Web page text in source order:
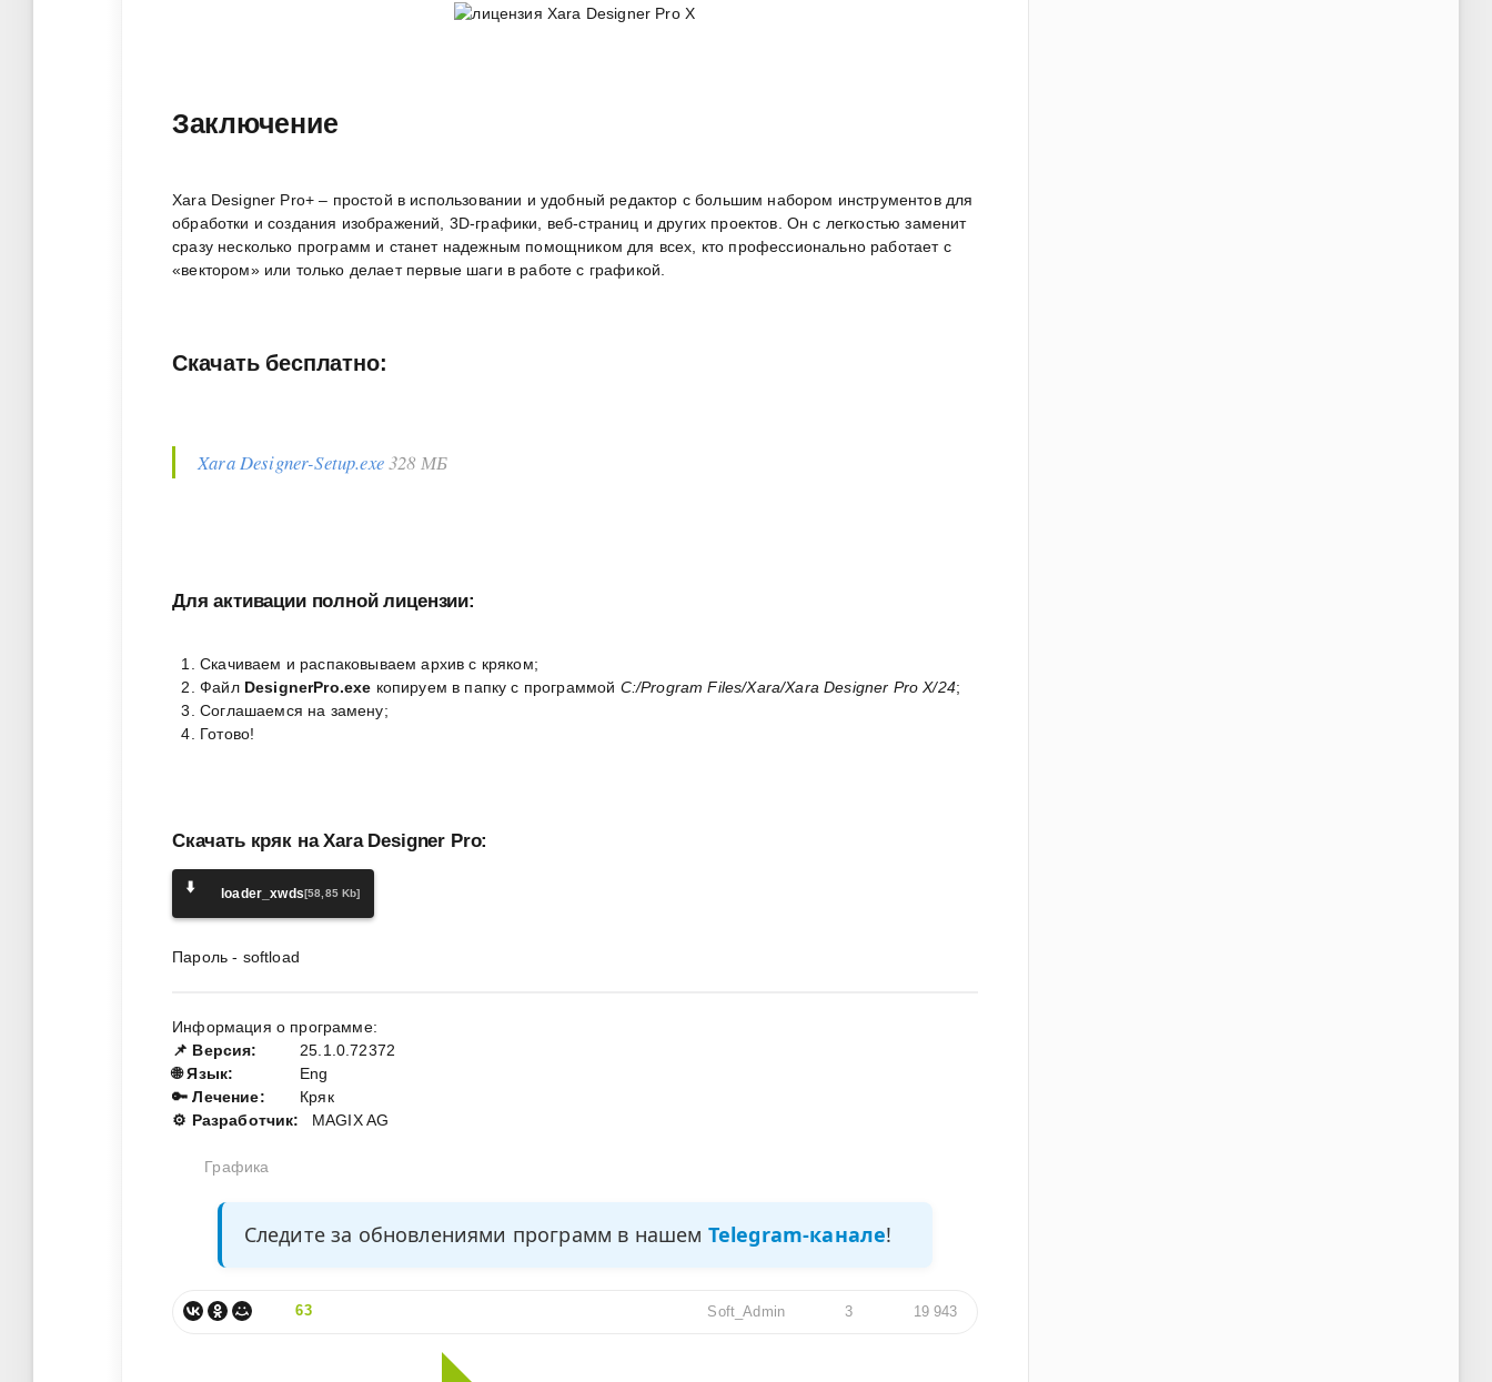
Заключение
Xara Designer Pro+ – простой в использовании и удобный редактор с большим набором инструментов для
обработки и создания изображений, 3D-графики, веб-страниц и других проектов. Он с легкостью заменит
сразу несколько программ и станет надежным помощником для всех, кто профессионально работает с
«вектором» или только делает первые шаги в работе с графикой.
Скачать бесплатно:
Xara Designer-Setup.exe328 МБ
Для активации полной лицензии:
Скачиваем и распаковываем архив с кряком;
Файл DesignerPro.exe копируем в папку с программой C:/Program Files/Xara/Xara Designer Pro X/24;
Соглашаемся на замену;
Готово!
Скачать кряк на Xara Designer Pro:
⬇️ loader_xwds[58,85 Kb]
Пароль - softload
Информация о программе:
📌 Версия:
25.1.0.72372
🌐 Язык:
Eng
🔑 Лечение:
Кряк
⚙️ Разработчик:
MAGIX AG
Графика
Следите за обновлениями программ в нашем Telegram-канале!
63 Soft_Admin 3 19 943